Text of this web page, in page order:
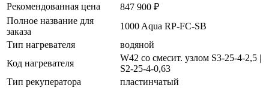
Рекомендованная цена
847 900 ₽
Полное название для
заказа
1000 Aqua RP-FC-SB
Тип нагревателя
водяной
Код нагревателя
W42 со смесит. узлом S3-25-4-2,5 |
S2-25-4-0,63
Тип рекуператора
пластинчатый